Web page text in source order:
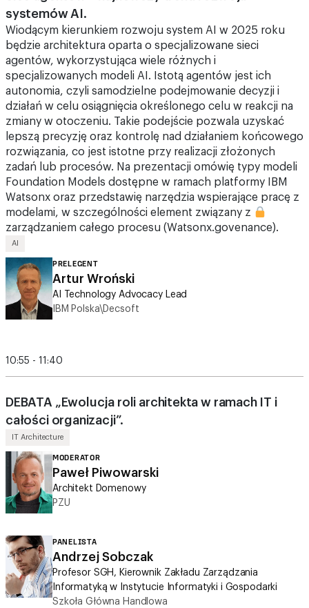
systemów AI.
Wiodącym kierunkiem rozwoju system AI w 2025 roku
będzie architektura oparta o specjalizowane sieci
agentów, wykorzystująca wiele różnych i
specjalizowanych modeli AI. Istotą agentów jest ich
autonomia, czyli samodzielne podejmowanie decyzji i
działań w celu osiągnięcia określonego celu w reakcji na
zmiany w otoczeniu. Takie podejście pozwala uzyskać
lepszą precyzję oraz kontrolę nad działaniem końcowego
rozwiązania, co jest istotne przy realizacji złożonych
zadań lub procesów. Na prezentacji omówię typy modeli
Foundation Models dostępne w ramach platformy IBM
Watsonx oraz przedstawię narzędzia wspierające pracę z
modelami, w szczególności element związany z
zarządzaniem całego procesu (Watsonx.govenance).
AI
PRELEGENT
Artur Wroński
AI Technology Advocacy Lead
IBM Polska\Decsoft
10:55 - 11:40
DEBATA „Ewolucja roli architekta w ramach IT i
całości organizacji”.
IT Architecture
MODERATOR
Paweł Piwowarski
Architekt Domenowy
PZU
PANELISTA
Andrzej Sobczak
Profesor SGH, Kierownik Zakładu Zarządzania
Informatyką w Instytucie Informatyki i Gospodarki
Szkoła Główna Handlowa